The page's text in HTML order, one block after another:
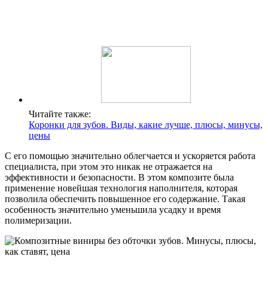
Читайте также:
Коронки для зубов. Виды, какие лучше, плюсы, минусы,
цены
С его помощью значительно облегчается и ускоряется работа
специалиста, при этом это никак не отражается на
эффективности и безопасности. В этом композите была
применение новейшая технология наполнителя, которая
позволила обеспечить повышенное его содержание. Такая
особенность значительно уменьшила усадку и время
полимеризации.